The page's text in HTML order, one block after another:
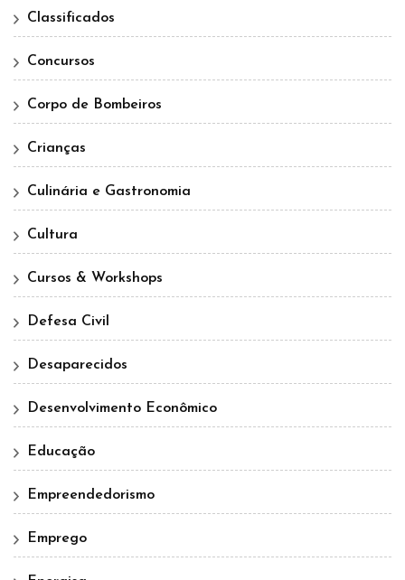
Classificados
Concursos
Corpo de Bombeiros
Crianças
Culinária e Gastronomia
Cultura
Cursos & Workshops
Defesa Civil
Desaparecidos
Desenvolvimento Econômico
Educação
Empreendedorismo
Emprego